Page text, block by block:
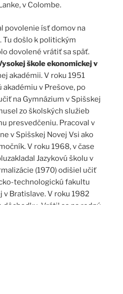
v Colombe.
povolenie ísť domov na
Tu došlo k politickým
dovolené vrátiť sa späť.
škole ekonomickej v
akadémii. V roku 1951
v Prešove, po
na Gymnázium v Spišskej
zo školských služieb
presvedčeniu. Pracoval v
v Spišskej Novej Vsi ako
V roku 1968, v čase
Jazykovú školu v
(1970) odišiel učiť
technologickú fakultu
Bratislave. V roku 1982
dôchodku. Vrátil sa na rodný